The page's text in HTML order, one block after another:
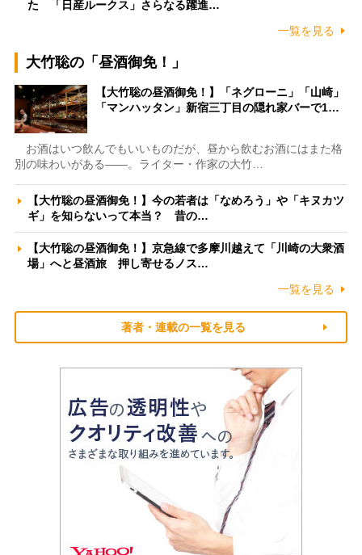
た 「日産ルークス」さらなる躍進…
一覧を見る
大竹聡の「昼酒御免！」
【大竹聡の昼酒御免！】「ネグローニ」「山崎」
「マンハッタン」新宿三丁目の隠れ家バーで1…
お酒はいつ飲んでもいいものだが、昼から飲むお酒にはまた格
別の味わいがある――。ライター・作家の大竹…
【大竹聡の昼酒御免！】今の若者は「なめろう」や「キヌカツ
ギ」を知らないって本当？ 昔の…
【大竹聡の昼酒御免！】京急線で多摩川越えて「川崎の大衆酒
場」へと昼酒旅 押し寄せるノス…
一覧を見る
著者・連載の一覧を見る